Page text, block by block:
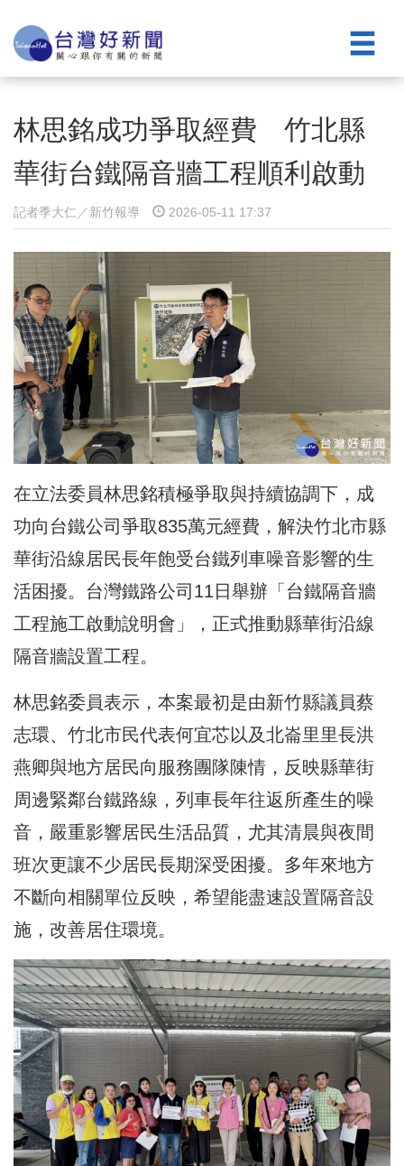
林思銘成功爭取經費 竹北縣
華街台鐵隔音牆工程順利啟動
記者季大仁／新竹報導 2026-05-11 17:37
在立法委員林思銘積極爭取與持續協調下，成
功向台鐵公司爭取835萬元經費，解決竹北市縣
華街沿線居民長年飽受台鐵列車噪音影響的生
活困擾。台灣鐵路公司11日舉辦「台鐵隔音牆
工程施工啟動說明會」，正式推動縣華街沿線
隔音牆設置工程。
林思銘委員表示，本案最初是由新竹縣議員蔡
志環、竹北市民代表何宜芯以及北崙里里長洪
燕卿與地方居民向服務團隊陳情，反映縣華街
周邊緊鄰台鐵路線，列車長年往返所產生的噪
音，嚴重影響居民生活品質，尤其清晨與夜間
班次更讓不少居民長期深受困擾。多年來地方
不斷向相關單位反映，希望能盡速設置隔音設
施，改善居住環境。